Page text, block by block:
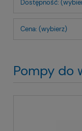
Dostępność:
Cena: (wybierz)
Pompy do